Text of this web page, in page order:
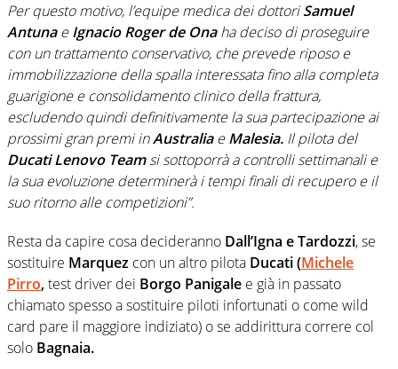
Per questo motivo, l’equipe medica dei dottoriSamuel
AntunaeIgnacio Roger de Onaha deciso di proseguire
con un trattamento conservativo, che prevede riposo e
immobilizzazione della spalla interessata fino alla completa
guarigione e consolidamento clinico della frattura,
escludendo quindi definitivamente la sua partecipazione ai
prossimi gran premi inAustraliaeMalesia. Il pilota del
Ducati Lenovo Teamsi sottoporrà a controlli settimanali e
la sua evoluzione determinerà i tempi finali di recupero e il
suo ritorno alle competizioni”.
Resta da capire cosa decideranno Dall’Igna e Tardozzi, se
sostituire Marquez con un altro pilota Ducati (Michele
Pirro,test driver dei Borgo Panigale e già in passato
chiamato spesso a sostituire piloti infortunati o come wild
card pare il maggiore indiziato) o se addirittura correre col
solo Bagnaia.